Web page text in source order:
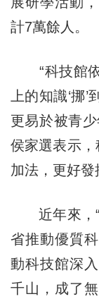
計7萬餘人。
“科技館依
上的知識‘挪
更易於被青
侯家選表示，
加法，更好發
近年來，“
省推動優質
動科技館深
千山，成了